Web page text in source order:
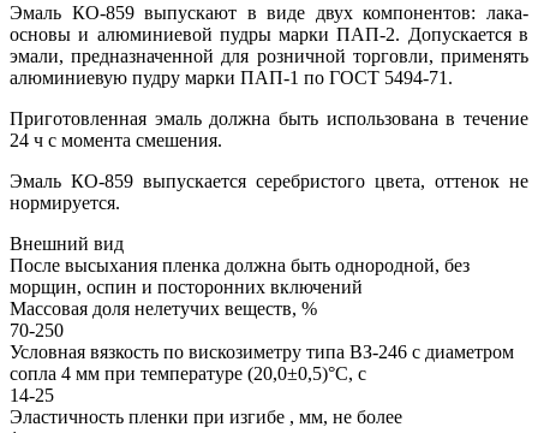
Эмаль КО-859 выпускают в виде двух компонентов: лака-
основы и алюминиевой пудры марки ПАП-2. Допускается в
эмали, предназначенной для розничной торговли, применять
алюминиевую пудру марки ПАП-1 по ГОСТ 5494-71.
Приготовленная эмаль должна быть использована в течение
24 ч с момента смешения.
Эмаль КО-859 выпускается серебристого цвета, оттенок не
нормируется.
Внешний вид
После высыхания пленка должна быть однородной, без
морщин, оспин и посторонних включений
Массовая доля нелетучих веществ, %
70-250
Условная вязкость по вискозиметру типа ВЗ-246 с диаметром
сопла 4 мм при температуре (20,0±0,5)°С, с
14-25
Эластичность пленки при изгибе , мм, не более